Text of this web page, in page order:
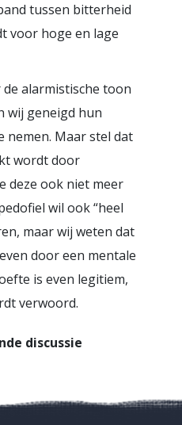
tussen bitterheid
voor hoge en lage
alarmistische toon
wij geneigd hun
nemen. Maar stel dat
wordt door
deze ook niet meer
wil ook “heel
maar wij weten dat
door een mentale
is even legitiem,
verwoord.
discussie